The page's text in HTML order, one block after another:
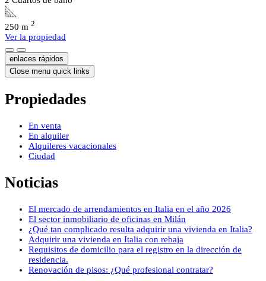
250 m 2
Ver la propiedad
enlaces rápidos
Close menu quick links
Propiedades
En venta
En alquiler
Alquileres vacacionales
Ciudad
Noticias
El mercado de arrendamientos en Italia en el año 2026
El sector inmobiliario de oficinas en Milán
¿Qué tan complicado resulta adquirir una vivienda en Italia?
Adquirir una vivienda en Italia con rebaja
Requisitos de domicilio para el registro en la dirección de
residencia.
Renovación de pisos: ¿Qué profesional contratar?